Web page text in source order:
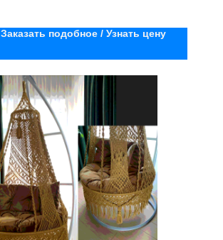
Заказать подобное / Узнать цену